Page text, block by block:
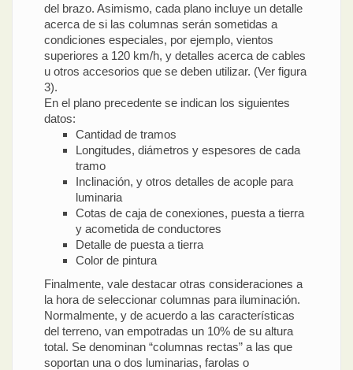
del brazo. Asimismo, cada plano incluye un detalle
acerca de si las columnas serán sometidas a
condiciones especiales, por ejemplo, vientos
superiores a 120 km/h, y detalles acerca de cables
u otros accesorios que se deben utilizar. (Ver figura
3).
En el plano precedente se indican los siguientes
datos:
Cantidad de tramos
Longitudes, diámetros y espesores de cada
tramo
Inclinación, y otros detalles de acople para
luminaria
Cotas de caja de conexiones, puesta a tierra
y acometida de conductores
Detalle de puesta a tierra
Color de pintura
Finalmente, vale destacar otras consideraciones a
la hora de seleccionar columnas para iluminación.
Normalmente, y de acuerdo a las características
del terreno, van empotradas un 10% de su altura
total. Se denominan “columnas rectas” a las que
soportan una o dos luminarias, farolas o